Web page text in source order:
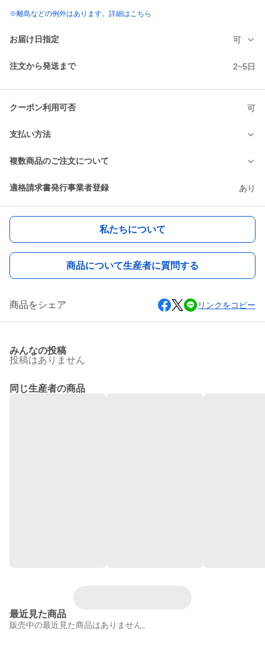
※離島などの例外はあります。詳細はこちら
お届け日指定 可
注文から発送まで 2~5日
クーポン利用可否 可
支払い方法
複数商品のご注文について
適格請求書発行事業者登録 あり
私たちについて
商品について生産者に質問する
商品をシェア リンクをコピー
みんなの投稿
投稿はありません
同じ生産者の商品
最近見た商品
販売中の最近見た商品はありません。